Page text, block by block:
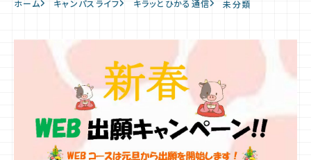
入学をお考えの方へ
入学案内
ホーム キャンパスライフ キラッとひかる通信 未分類